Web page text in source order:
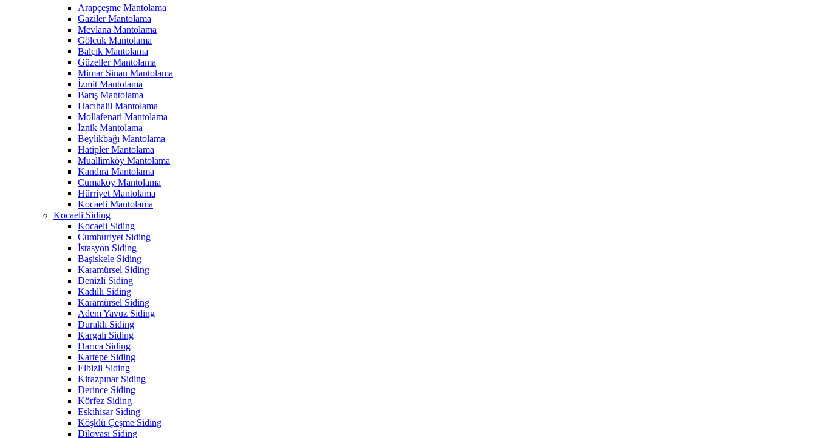
Arapçeşme Mantolama
Gaziler Mantolama
Mevlana Mantolama
Gölcük Mantolama
Balçık Mantolama
Güzeller Mantolama
Mimar Sinan Mantolama
İzmit Mantolama
Barış Mantolama
Hacıhalil Mantolama
Mollafenari Mantolama
İznik Mantolama
Beylikbağı Mantolama
Hatipler Mantolama
Muallimköy Mantolama
Kandıra Mantolama
Cumaköy Mantolama
Hürriyet Mantolama
Kocaeli Mantolama
Kocaeli Siding
Kocaeli Siding
Cumhuriyet Siding
İstasyon Siding
Başiskele Siding
Karamürsel Siding
Denizli Siding
Kadıllı Siding
Karamürsel Siding
Adem Yavuz Siding
Duraklı Siding
Kargalı Siding
Darıca Siding
Kartepe Siding
Elbizli Siding
Kirazpınar Siding
Derince Siding
Körfez Siding
Eskihisar Siding
Köşklü Çeşme Siding
Dilovası Siding